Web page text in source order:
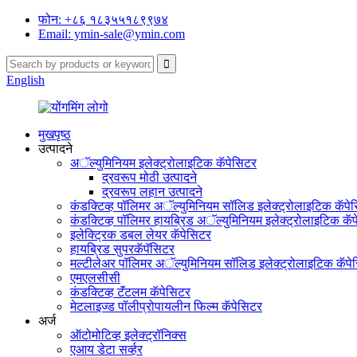
फोन: +८६ १८३५५१८९९७४
Email: ymin-sale@ymin.com
English
मुखपृष्ठ
उत्पादने
अॅल्युमिनियम इलेक्ट्रोलाइटिक कॅपेसिटर
द्रवरूप मोठी उत्पादने
द्रवरूप लहान उत्पादने
कंडक्टिव्ह पॉलिमर अॅल्युमिनियम सॉलिड इलेक्ट्रोलाइटिक
कंडक्टिव्ह पॉलिमर हायब्रिड अॅल्युमिनियम इलेक्ट्रोलाइटिक
इलेक्ट्रिक डबल लेयर कॅपेसिटर
हायब्रिड सुपरकॅपॅसिटर
मल्टीलेअर पॉलिमर अॅल्युमिनियम सॉलिड इलेक्ट्रोलाइटिक
एमएलसीसी
कंडक्टिव्ह टॅंटलम कॅपेसिटर
मेटलाइज्ड पॉलीप्रोपायलीन फिल्म कॅपेसिटर
अर्ज
ऑटोमोटिव्ह इलेक्ट्रॉनिक्स
एआय डेटा सर्व्हर